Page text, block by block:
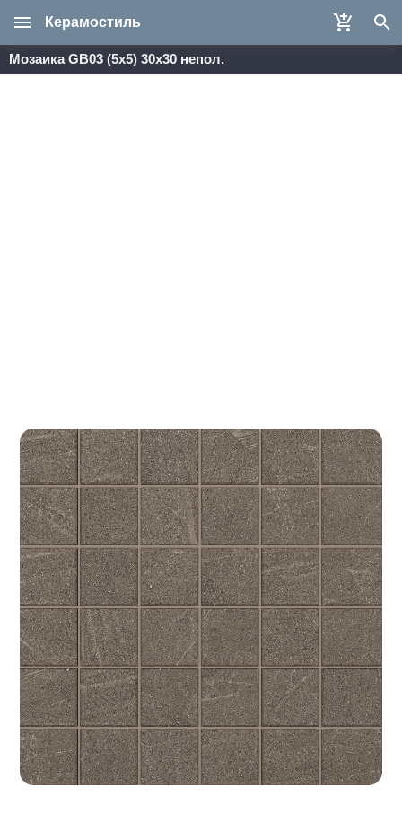
Керамостиль
Мозаика GB03 (5х5) 30x30 непол.